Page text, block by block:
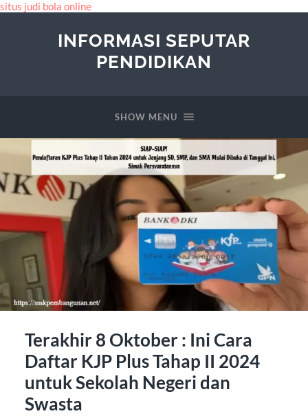
situs judi bola online
INFORMASI SEPUTAR
PENDIDIKAN
SHOW MENU
Terakhir 8 Oktober : Ini Cara
Daftar KJP Plus Tahap II 2024
untuk Sekolah Negeri dan
Swasta